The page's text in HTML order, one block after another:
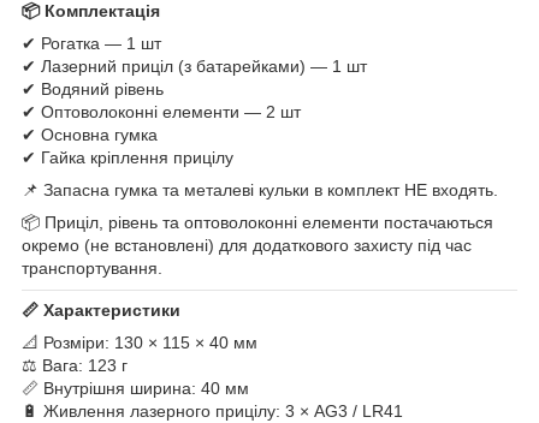
📦 Комплектація
✔ Рогатка — 1 шт
✔ Лазерний приціл (з батарейками) — 1 шт
✔ Водяний рівень
✔ Оптоволоконні елементи — 2 шт
✔ Основна гумка
✔ Гайка кріплення прицілу
📌 Запасна гумка та металеві кульки в комплект НЕ входять.
📦 Приціл, рівень та оптоволоконні елементи постачаються
окремо (не встановлені) для додаткового захисту під час
транспортування.
📏 Характеристики
📐 Розміри: 130 × 115 × 40 мм
⚖ Вага: 123 г
📏 Внутрішня ширина: 40 мм
🔋 Живлення лазерного прицілу: 3 × AG3 / LR41